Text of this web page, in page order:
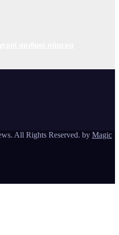
All Rights Reserved. by Magic